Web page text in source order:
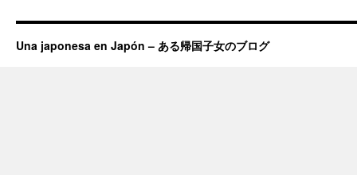
Una japonesa en Japón – ある帰国子女のブログ